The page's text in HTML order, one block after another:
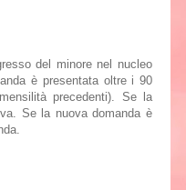
del minore nel nucleo
è presentata oltre i 90
precedenti). Se la
Se la nuova domanda è